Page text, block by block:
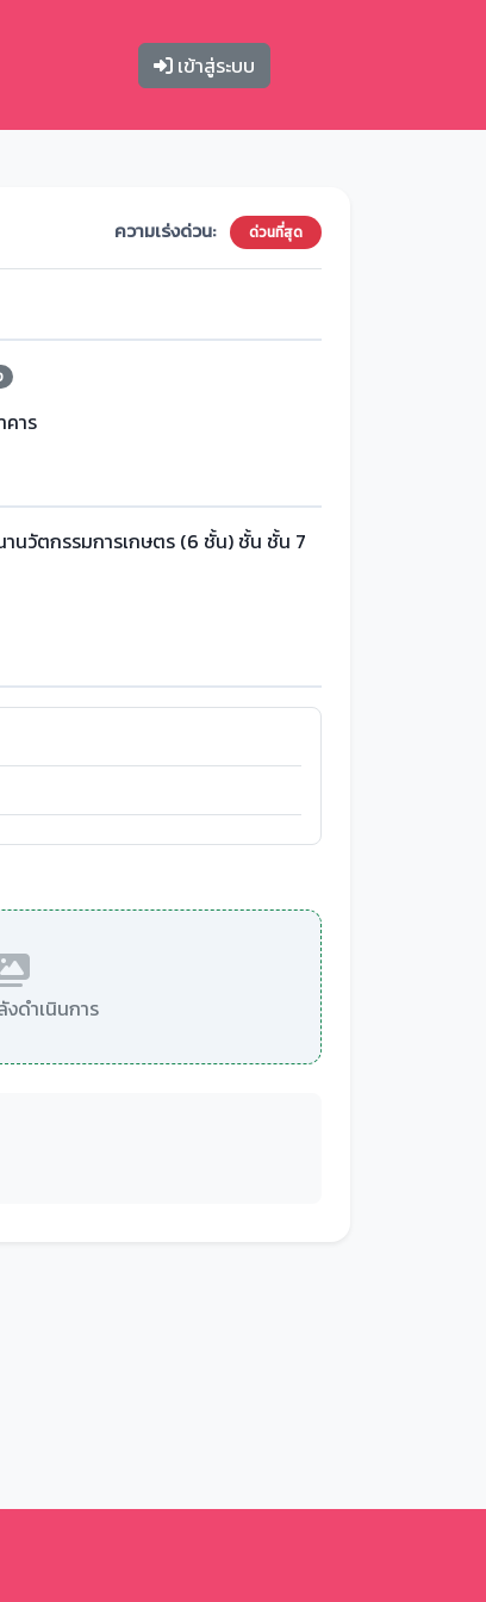
เข้าสู่ระบบ
ความเร่งด่วน: ด่วนที่สุด
าร
นวัตกรรมการเกษตร (6 ชั้น) ชั้น ชั้น 7
ดำเนินการ